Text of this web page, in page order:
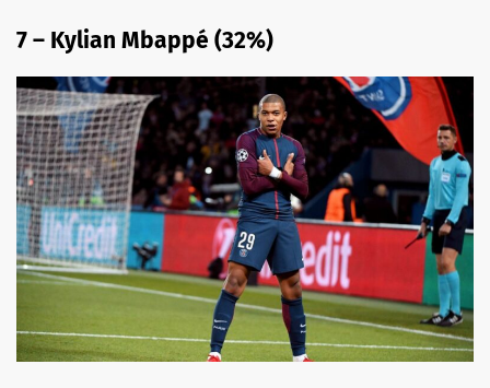
7 – Kylian Mbappé (32%)